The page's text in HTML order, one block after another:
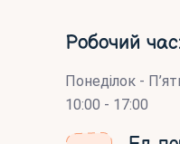
Робочий
Понеділок -
10:00 - 17:00